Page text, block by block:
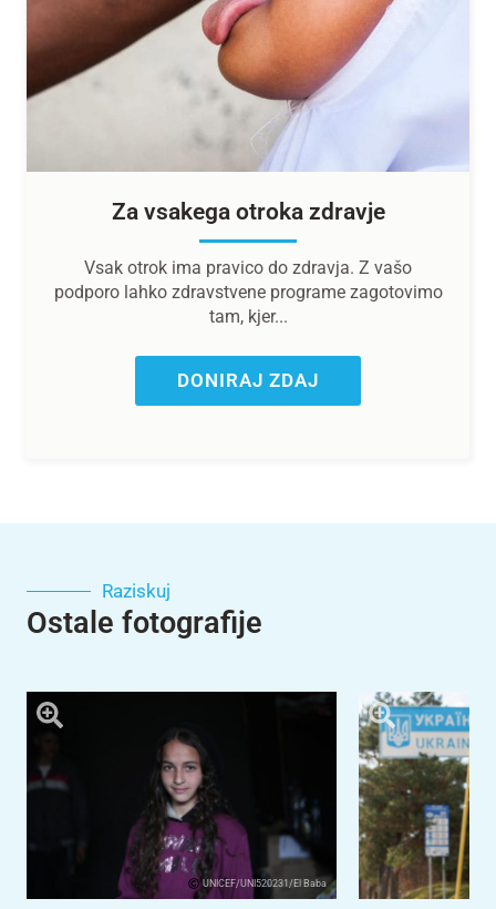
Za vsakega otroka zdravje
Vsak otrok ima pravico do zdravja. Z vašo
podporo lahko zdravstvene programe zagotovimo
tam, kjer...
DONIRAJ ZDAJ
Raziskuj
Ostale fotografije
UNICEF/UNI520231/El Baba